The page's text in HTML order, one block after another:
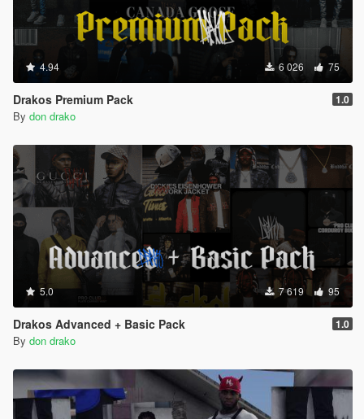
4.94 6 026 75
Drakos Premium Pack 1.0
By don drako
5.0 7 619 95
Drakos Advanced + Basic Pack 1.0
By don drako